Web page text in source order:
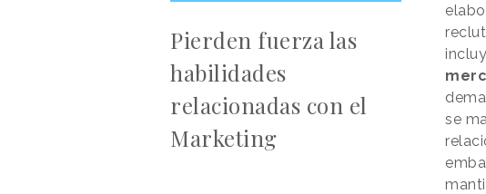
Pierden fuerza las
habilidades
relacionadas con el
Marketing
se